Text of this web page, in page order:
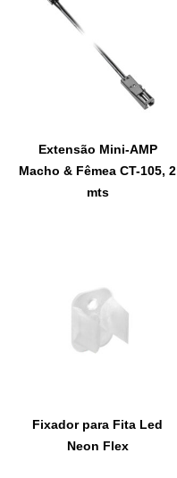
Extensão Mini-AMP
Macho & Fêmea CT-105, 2
mts
Fixador para Fita Led
Neon Flex